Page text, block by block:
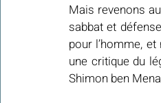
Mais revenons
sabbat et
pour l’homme,
une critique du
Shimon ben